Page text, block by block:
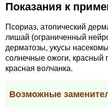
Показания к
Псориаз, атопический
лишай (ограниченный
дерматозы, укусы
солнечные ожоги, красный
красная волчанка.
Возможные